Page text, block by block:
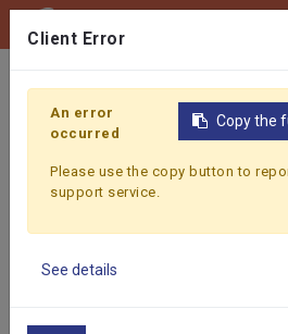
Client Error
Copy the
An error
occurred
Please use the copy button to
support service.
See details